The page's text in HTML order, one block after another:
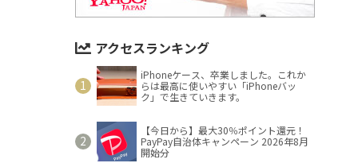
アクセスランキング
iPhoneケース、卒業しました。これか
らは最高に使いやすい「iPhoneバッ
ク」で生きていきます。
【今日から】最大30％ポイント還元！
PayPay自治体キャンペーン 2026年8月
開始分